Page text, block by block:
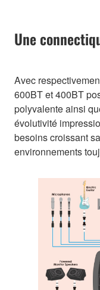
Une
Avec
600BT et 400BT
polyvalente ainsi
évolutivité
besoins croissant
environnements